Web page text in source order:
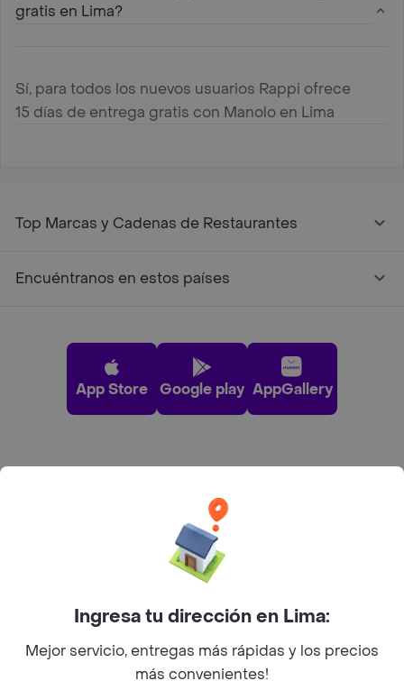
gratis en Lima?
Sí, para todos los nuevos usuarios Rappi ofrece
15 días de entrega gratis con Manolo en Lima
Top Marcas y Cadenas de Restaurantes
Encuéntranos en estos países
App Store Google play AppGallery
Sobre Rappi
Ingresa tu dirección en Lima:
Mejor servicio, entregas más rápidas y los precios
más convenientes!